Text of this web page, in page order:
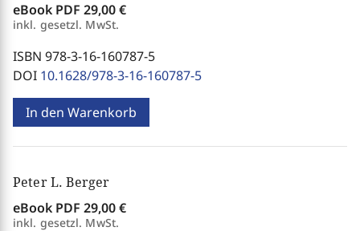
eBook PDF 29,00 €
inkl. gesetzl. MwSt.
ISBN 978-3-16-160787-5
DOI 10.1628/978-3-16-160787-5
In den Warenkorb
Peter L. Berger
eBook PDF 29,00 €
inkl. gesetzl. MwSt.